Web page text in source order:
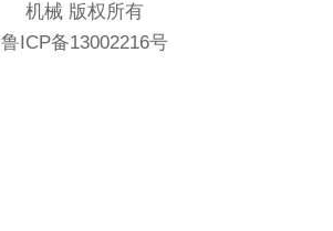
机械 版权所有
鲁ICP备13002216号